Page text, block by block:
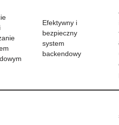
Efektywny i
bezpieczny
system
backendowy